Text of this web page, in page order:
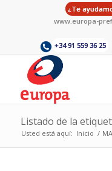
¿Te
www.europa-
+34 91 559 36 25
Listado de la
Usted está aquí: Inicio /